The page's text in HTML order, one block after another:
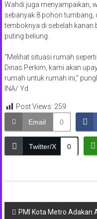
Wahdi juga menyampaikan,
sebanyak 8 pohon
temboknya di sebelah kanan
puting beliung.
“Melihat situasi rumah
Dinas Perkim, kami akan
rumah untuk rumah ini,”
INA/ Yd
Post Views: 259
Email
0
Twitter/X 0
Navigasi
PMI Kota Metro Adakan